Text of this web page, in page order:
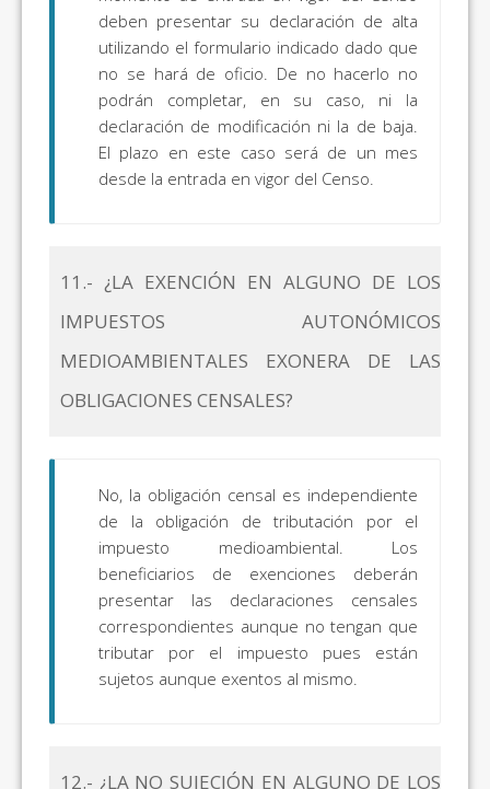
deben presentar su declaración de alta
utilizando el formulario indicado dado que
no se hará de oficio. De no hacerlo no
podrán completar, en su caso, ni la
declaración de modificación ni la de baja.
El plazo en este caso será de un mes
desde la entrada en vigor del Censo.
11.- ¿LA EXENCIÓN EN ALGUNO DE LOS
IMPUESTOS AUTONÓMICOS
MEDIOAMBIENTALES EXONERA DE LAS
OBLIGACIONES CENSALES?
No, la obligación censal es independiente
de la obligación de tributación por el
impuesto medioambiental. Los
beneficiarios de exenciones deberán
presentar las declaraciones censales
correspondientes aunque no tengan que
tributar por el impuesto pues están
sujetos aunque exentos al mismo.
12.- ¿LA NO SUJECIÓN EN ALGUNO DE LOS